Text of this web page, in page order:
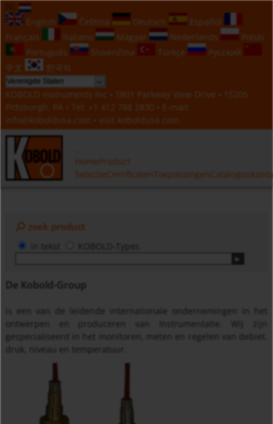
NL
English
Čeština Deutsch
Español
Français
Italiano Magyar Nederlands
Polski
Português
Slovenčina Türkçe
Русский
中文
한국의
KOBOLD Instruments Inc • 1801 Parkway View Drive • 15205
Pittsburgh, PA • Tel:
+1 412 788 2830 • E-mail:
info@koboldusa.com • visit koboldusa.com
HomeProduct
SelectieCertificaten Toepassingen Catalogus
zoek product
in tekst KOBOLD-Types
De Kobold-Group
is een van de leidende internationale ondernemingen in het
ontwerpen en produceren van Instrumentatie. Wij zijn
gespecialiseerd in het monitoren, meten en regelen van debiet,
druk, niveau en temperatuur.